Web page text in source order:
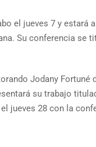
el jueves 7 y estará
Su conferencia se
Jodany Fortuné
su trabajo
jueves 28 con la